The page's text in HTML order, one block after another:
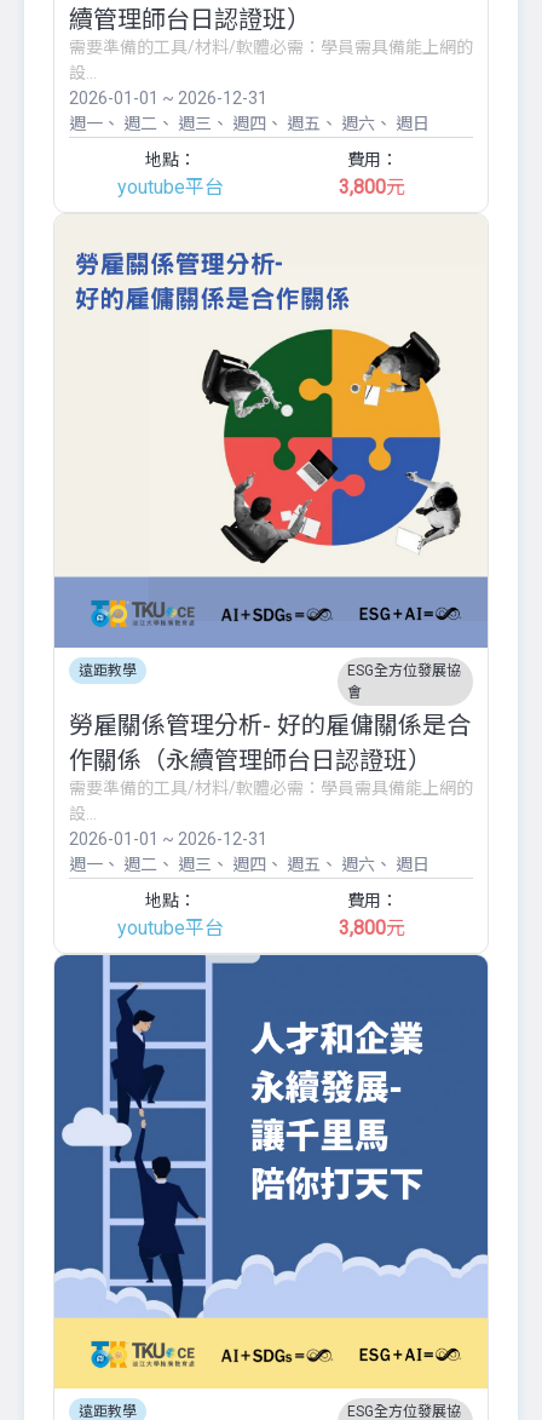
續管理師台日認證班）
需要準備的工具/材料/軟體必需：學員需具備能上網的
設...
2026-01-01 ~ 2026-12-31
週一
週二 週三 週四 週五 週六
週日
地點：
youtube平台
費用：
3,800元
遠距教學
ESG全方位發展協
會
勞雇關係管理分析- 好的雇傭關係是合
作關係（永續管理師台日認證班）
需要準備的工具/材料/軟體必需：學員需具備能上網的
設...
2026-01-01 ~ 2026-12-31
週一
週二 週三 週四 週五 週六
週日
地點：
youtube平台
費用：
3,800元
遠距教學 ESG全方位發展協